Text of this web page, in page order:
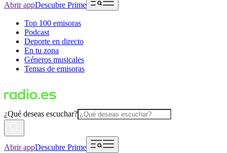
Abrir appDescubre Prime
Top 100 emisoras
Podcast
Deporte en directo
En tu zona
Géneros musicales
Temas de emisoras
¿Qué deseas escuchar?
Abrir appDescubre Prime